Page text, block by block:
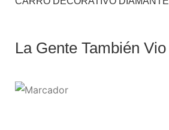
La Gente También Vio